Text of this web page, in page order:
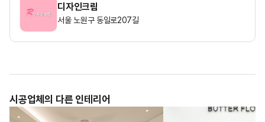
디자인크림
서울 노원구 동일로207길
시공업체의 다른 인테리어